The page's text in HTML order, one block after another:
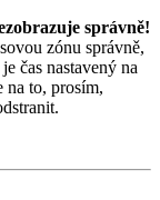
správně!
zónu správně,
čas nastavený na
na to, prosím,